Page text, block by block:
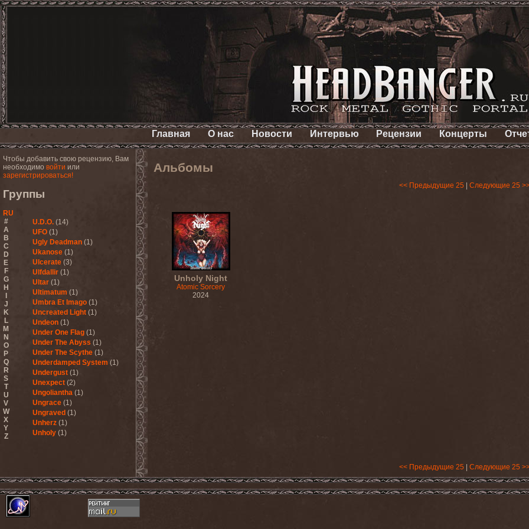
Главная О нас Новости Интервью Рецензии Концерты
Чтобы добавить свою рецензию, Вам
необходимо войти или
зарегистрироваться!
Группы
RU
#
A
B
C
D
E
F
G
H
J
K
L
M
N
O
P
Q
R
S
T
U
V
W
X
Y
Z
U.D.O. (14)
UFO (1)
Ugly Deadman (1)
Ukanose (1)
Ulcerate (3)
Ulfdallir (1)
Ultar (1)
Ultimatum (1)
Umbra Et Imago (1)
Uncreated Light (1)
Undeon (1)
Under One Flag (1)
Under The Abyss (1)
Under The Scythe (1)
Underdamped System (1)
Undergust (1)
Unexpect (2)
Ungoliantha (1)
Ungrace (1)
Ungraved (1)
Unherz (1)
Unholy (1)
Unitopia (2)
Unleash The Archers (5)
(1)
Альбомы
<< Предыдущие 25 Следующие 25
Unholy Night
Atomic Sorcery
2024
<< Предыдущие 25 Следующие 25